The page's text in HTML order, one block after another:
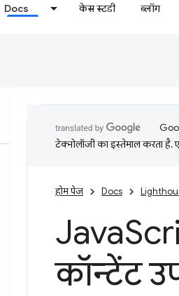
Docs केस स्टडी ब्लॉग
टेक्नोलॉजी का इस्तेमाल करता है.
होम पेज Docs
Java
कॉन्टेंट